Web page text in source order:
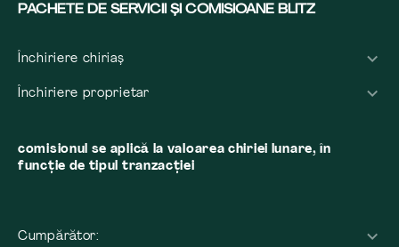
PACHETE DE SERVICII ȘI COMISIOANE BLITZ
Închiriere chiriaș
Închiriere proprietar
comisionul se aplică la valoarea chiriei lunare, în
funcție de tipul tranzacției
Cumpărător: